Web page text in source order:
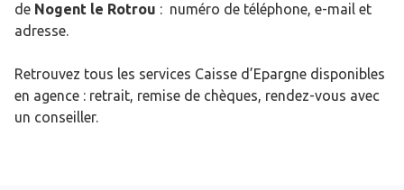
de Nogent le Rotrou : numéro de téléphone, e-mail et
adresse.
Retrouvez tous les services Caisse d’Epargne disponibles
en agence : retrait, remise de chèques, rendez-vous avec
un conseiller.